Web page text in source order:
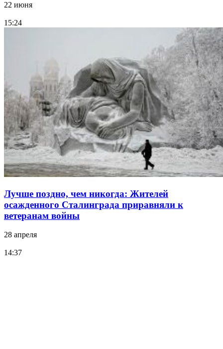
22 июня
15:24
Лучше поздно, чем никогда: Жителей
осажденного Сталинграда приравняли к
ветеранам войны
28 апреля
14:37